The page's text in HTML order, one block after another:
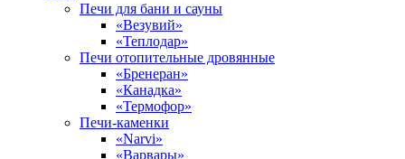
Печи для бани и сауны
«Везувий»
«Теплодар»
Печи отопительные дровянные
«Бренеран»
«Канадка»
«Термофор»
Печи-каменки
«Narvi»
«Варвары»